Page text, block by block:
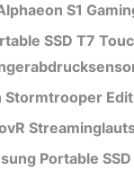
S1
SSD T7
Stormtrooper
Portable